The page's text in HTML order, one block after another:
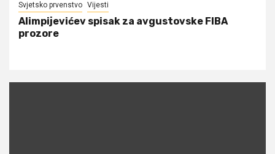
Svjetsko prvenstvo Vijesti
Alimpijevićev spisak za avgustovske FIBA
prozore